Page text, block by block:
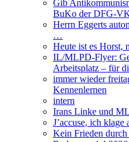
Gib
BuKo der DFG-
Herrn Eggerts
…
Heute ist es Horst,
IL/MLPD-Flyer:
Arbeitsplatz – für
immer wieder
Kennenlernen
intern
Irans Linke und
J’accuse, ich klage
Kein Frieden